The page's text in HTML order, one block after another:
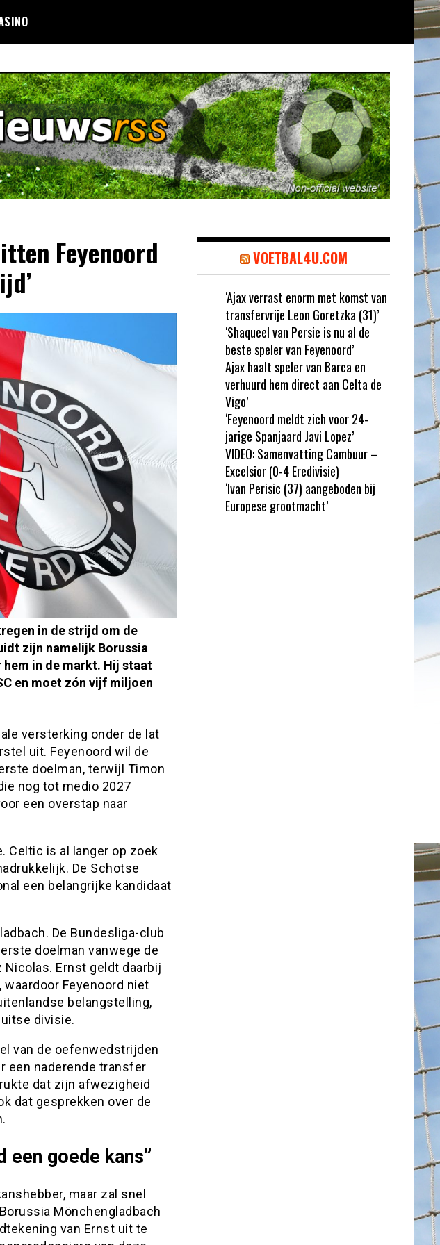
Feyenoord
in de strijd om de
zijn namelijk Borussia
in de markt. Hij staat
en moet zón vijf miljoen
versterking onder de lat
uit. Feyenoord wil de
doelman, terwijl Timon
nog tot medio 2027
een overstap naar
Celtic is al langer op zoek
De Schotse
een belangrijke kandidaat
De Bundesliga-club
doelman vanwege de
Ernst geldt daarbij
Feyenoord niet
belangstelling,
divisie.
van de oefenwedstrijden
een naderende transfer
dat zijn afwezigheid
dat gesprekken over de
een goede kans”
maar zal snel
Mönchengladbach
van Ernst uit te
VOETBAL4U.COM
‘Ajax verrast enorm met komst van
transfervrije Leon Goretzka (31)’
‘Shaqueel van Persie is nu al de
beste speler van Feyenoord’
Ajax haalt speler van Barca en
verhuurd hem direct aan Celta de
Vigo’
‘Feyenoord meldt zich voor 24-
jarige Spanjaard Javi Lopez’
VIDEO: Samenvatting Cambuur –
Excelsior (0-4 Eredivisie)
‘Ivan Perisic (37) aangeboden bij
Europese grootmacht’